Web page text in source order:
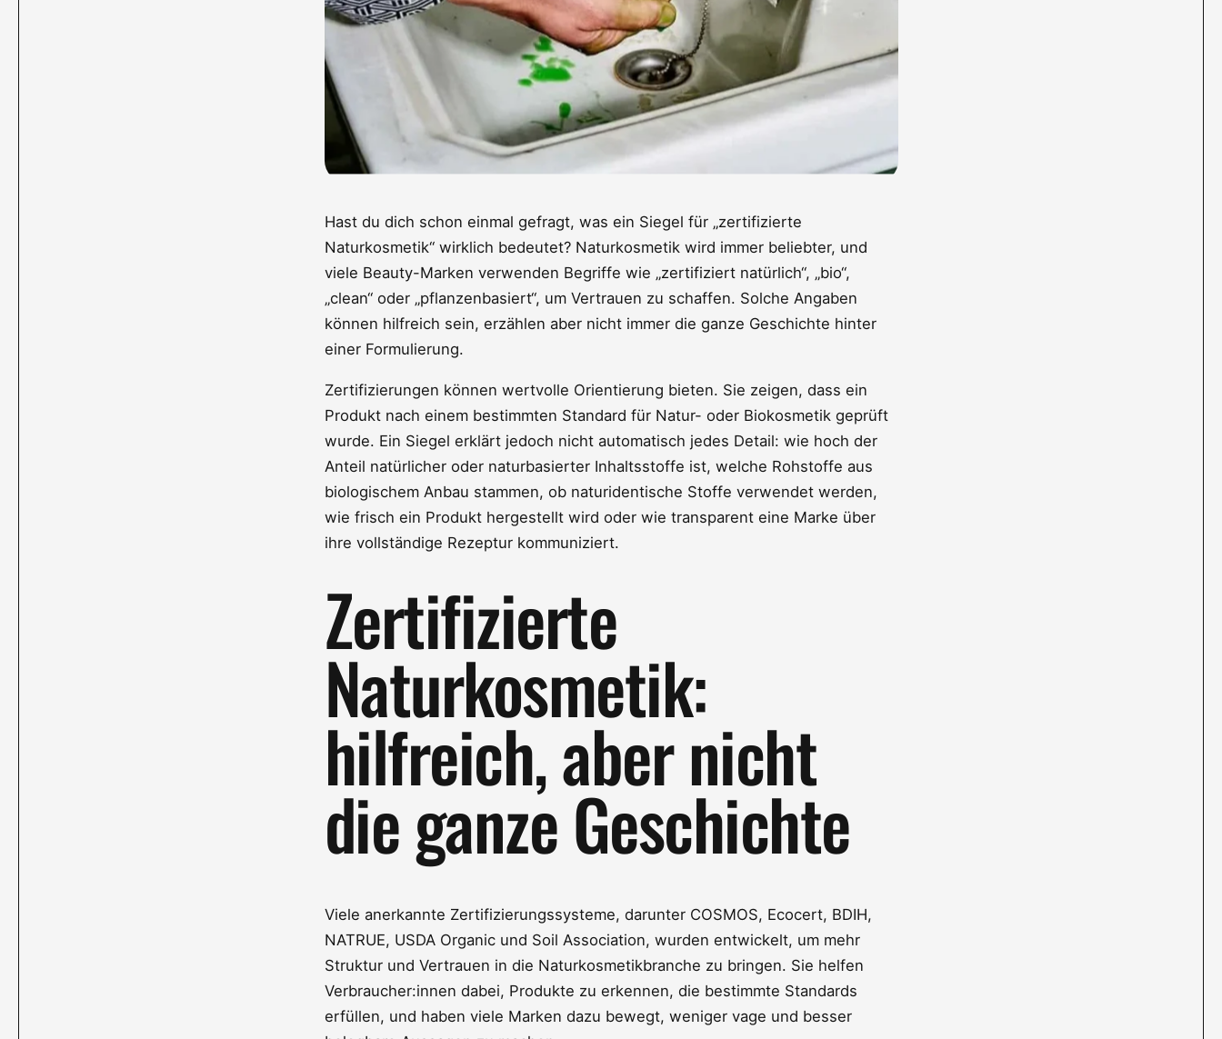
Hast du dich schon einmal gefragt, was ein Siegel für „zertifizierte
Naturkosmetik“ wirklich bedeutet? Naturkosmetik wird immer beliebter, und
viele Beauty-Marken verwenden Begriffe wie „zertifiziert natürlich“, „bio“,
„clean“ oder „pflanzenbasiert“, um Vertrauen zu schaffen. Solche Angaben
können hilfreich sein, erzählen aber nicht immer die ganze Geschichte hinter
einer Formulierung.
Zertifizierungen können wertvolle Orientierung bieten. Sie zeigen, dass ein
Produkt nach einem bestimmten Standard für Natur- oder Biokosmetik geprüft
wurde. Ein Siegel erklärt jedoch nicht automatisch jedes Detail: wie hoch der
Anteil natürlicher oder naturbasierter Inhaltsstoffe ist, welche Rohstoffe aus
biologischem Anbau stammen, ob naturidentische Stoffe verwendet werden,
wie frisch ein Produkt hergestellt wird oder wie transparent eine Marke über
ihre vollständige Rezeptur kommuniziert.
Zertifizierte
Naturkosmetik:
hilfreich, aber nicht
die ganze Geschichte
Viele anerkannte Zertifizierungssysteme, darunter COSMOS, Ecocert, BDIH,
NATRUE, USDA Organic und Soil Association, wurden entwickelt, um mehr
Struktur und Vertrauen in die Naturkosmetikbranche zu bringen. Sie helfen
Verbraucher:innen dabei, Produkte zu erkennen, die bestimmte Standards
erfüllen, und haben viele Marken dazu bewegt, weniger vage und besser